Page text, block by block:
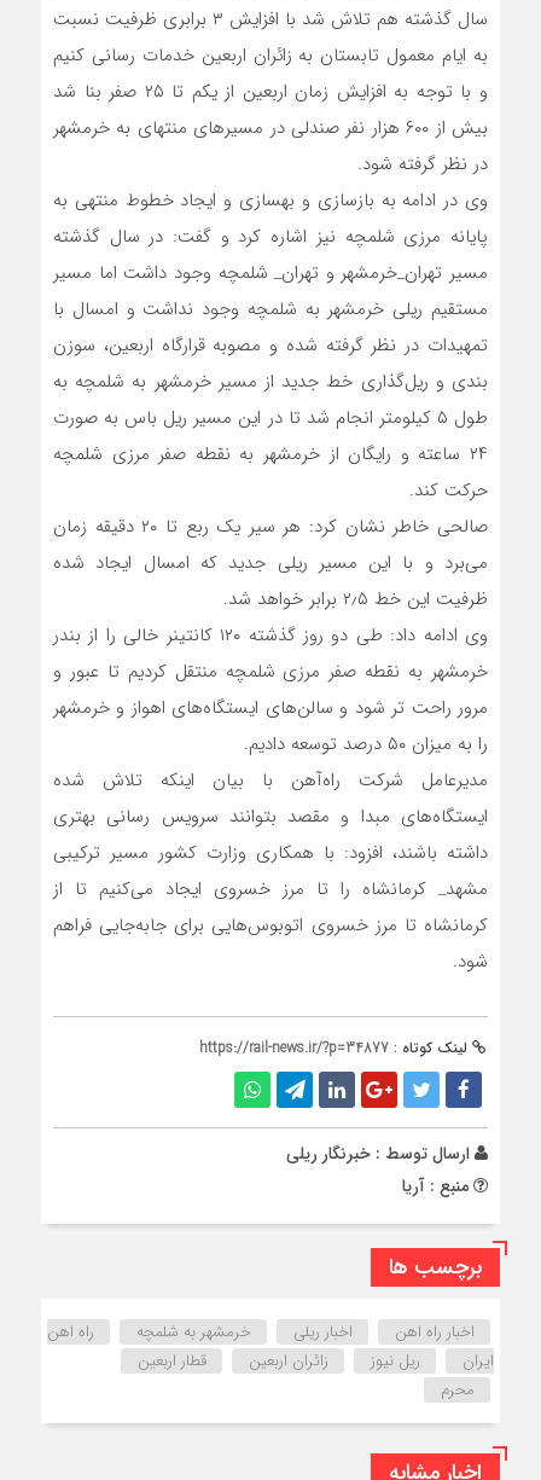
سال گذشته هم تلاش شد با افزایش ۳ برابری ظرفیت نسبت
به ایام معمول تابستان به زائران اربعین خدمات رسانی کنیم
و با توجه به افزایش زمان اربعین از یکم تا ۲۵ صفر بنا شد
بیش از ۶۰۰ هزار نفر صندلی در مسیرهای منتهای به خرمشهر
در نظر گرفته شود.
وی در ادامه به بازسازی و بهسازی و ایجاد خطوط منتهی به
پایانه مرزی شلمچه نیز اشاره کرد و گفت: در سال گذشته
مسیر تهران_خرمشهر و تهران_ شلمچه وجود داشت اما مسیر
مستقیم ریلی خرمشهر به شلمچه وجود نداشت و امسال با
تمهیدات در نظر گرفته شده و مصوبه قرارگاه اربعین، سوزن
بندی و ریل‌گذاری خط جدید از مسیر خرمشهر به شلمچه به
طول ۵ کیلومتر انجام شد تا در این مسیر ریل باس به صورت
۲۴ ساعته و رایگان از خرمشهر به نقطه صفر مرزی شلمچه
حرکت کند.
صالحی خاطر نشان کرد: هر سیر یک ربع تا ۲۰ دقیقه زمان
می‌برد و با این مسیر ریلی جدید که امسال ایجاد شده
ظرفیت این خط ۲٫۵ برابر خواهد شد.
وی ادامه داد: طی دو روز گذشته ۱۲۰ کانتینر خالی را از بندر
خرمشهر به نقطه صفر مرزی شلمچه منتقل کردیم تا عبور و
مرور راحت تر شود و سالن‌های ایستگاه‌های اهواز و خرمشهر
را به میزان ۵۰ درصد توسعه دادیم.
مدیرعامل شرکت راه‌آهن با بیان اینکه تلاش شده
ایستگاه‌های مبدا و مقصد بتوانند سرویس رسانی بهتری
داشته باشند، افزود: با همکاری وزارت کشور مسیر ترکیبی
مشهد_ کرمانشاه را تا مرز خسروی ایجاد می‌کنیم تا از
کرمانشاه تا مرز خسروی اتوبوس‌هایی برای جابه‌جایی فراهم
شود.
لینک کوتاه : https://rail-news.ir/?p=34877
ارسال توسط : خبرنگار ریلی
منبع : آریا
برچسب ها
اخبار راه اهن اخبار ریلی خرمشهر به شلمچه
راه اهن
ایران
ریل نیوز زائران اربعین
قطار اربعین
محرم
اخبار مشابه